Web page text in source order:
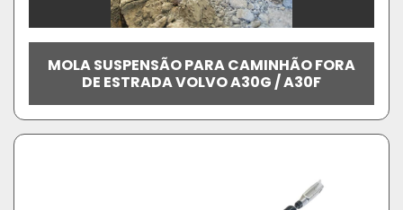
MOLA SUSPENSÃO PARA CAMINHÃO FORA
DE ESTRADA VOLVO A30G / A30F